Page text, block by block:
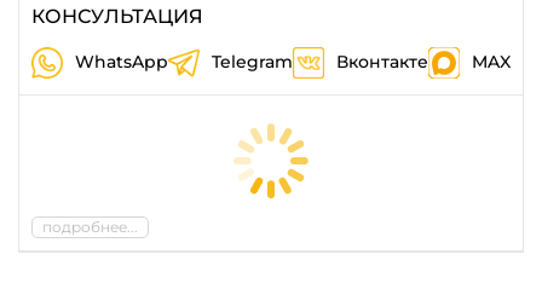
КОНСУЛЬТАЦИЯ
WhatsApp Telegram Вконтакте MAX
подробнее...